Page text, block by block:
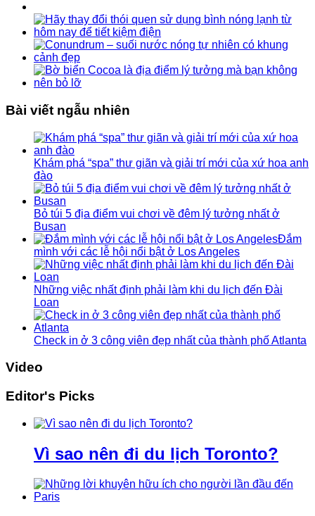
Bài viết ngẫu nhiên
Khám phá “spa” thư giãn và giải trí mới của xứ hoa anh
đào
Bỏ túi 5 địa điểm vui chơi về đêm lý tưởng nhất ở
Busan
Đắm
mình với các lễ hội nổi bật ở Los Angeles
Những việc nhất định phải làm khi du lịch đến Đài
Loan
Check in ở 3 công viên đẹp nhất của thành phố Atlanta
Video
Editor's Picks
Vì sao nên đi du lịch Toronto?